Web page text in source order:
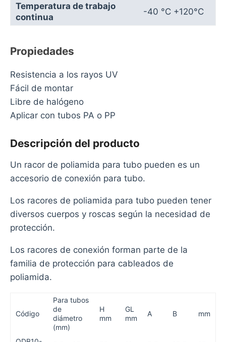
Temperatura de trabajo
continua
-40 °C +120°C
Propiedades
Resistencia a los rayos UV
Fácil de montar
Libre de halógeno
Aplicar con tubos PA o PP
Descripción del producto
Un racor de poliamida para tubo pueden es un
accesorio de conexión para tubo.
Los racores de poliamida para tubo pueden tener
diversos cuerpos y roscas según la necesidad de
protección.
Los racores de conexión forman parte de la
familia de protección para cableados de
poliamida.
Código
Para tubos
de
diámetro
(mm)
H
mm
GL
mm
A B mm